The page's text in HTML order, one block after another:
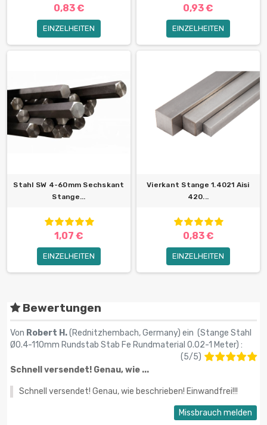
0,83 €
EINZELHEITEN
0,93 €
EINZELHEITEN
Stahl SW 4-60mm Sechskant
Stange...
1,07 €
EINZELHEITEN
Vierkant Stange 1.4021 Aisi
420...
0,83 €
EINZELHEITEN
Bewertungen
Von Robert H.(Rednitzhembach, Germany) ein (Stange Stahl
Ø0.4-110mm Rundstab Stab Fe Rundmaterial 0.02-1 Meter) :
(5/5)
Schnell versendet! Genau, wie ...
Schnell versendet! Genau, wie beschrieben! Einwandfrei!!!
Missbrauch melden